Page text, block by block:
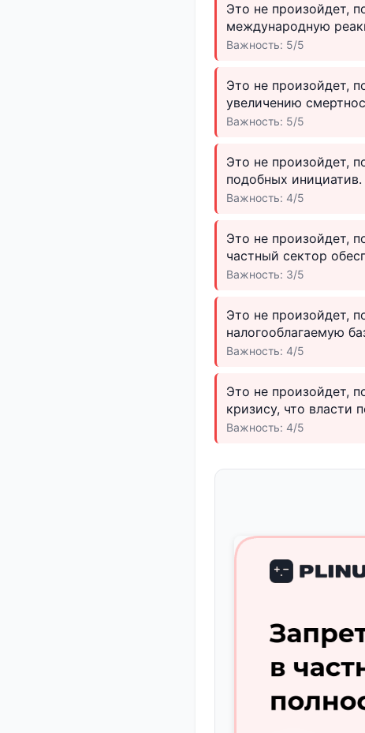
Это не произойдет,
международную
Важность: 5/5
Это не произойдет,
увеличению
Важность: 5/5
Это не произойдет,
подобных инициатив.
Важность: 4/5
Это не произойдет,
частный сектор
Важность: 3/5
Это не произойдет,
налогооблагаемую
Важность: 4/5
Это не произойдет,
кризису, что власти
Важность: 4/5